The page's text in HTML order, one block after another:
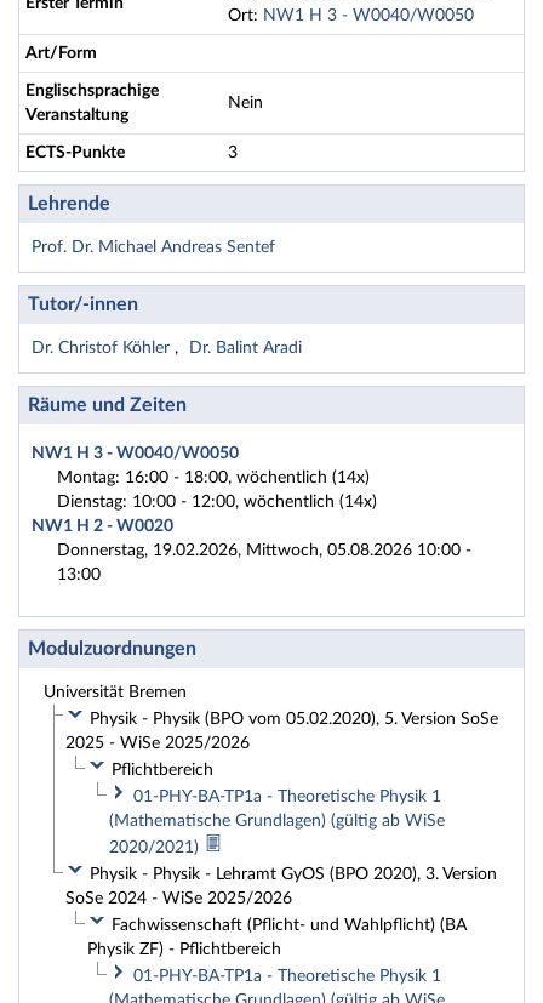
Erster Termin
Ort: NW1 H 3 - W0040/W0050
Art/Form
Englischsprachige
Veranstaltung
Nein
ECTS-Punkte 3
Lehrende
Prof. Dr. Michael Andreas Sentef
Tutor/-innen
Dr. Christof Köhler Dr. Balint Aradi
Räume und Zeiten
NW1 H 3 - W0040/W0050
Montag: 16:00 - 18:00, wöchentlich (14x)
Dienstag: 10:00 - 12:00, wöchentlich (14x)
NW1 H 2 - W0020
Donnerstag, 19.02.2026, Mittwoch, 05.08.2026 10:00 -
13:00
Modulzuordnungen
Universität Bremen
Physik - Physik (BPO vom 05.02.2020), 5. Version SoSe
2025 - WiSe 2025/2026
Pflichtbereich
01-PHY-BA-TP1a - Theoretische Physik 1
(Mathematische Grundlagen) (gültig ab WiSe
2020/2021)
Physik - Physik - Lehramt GyOS (BPO 2020), 3. Version
SoSe 2024 - WiSe 2025/2026
Fachwissenschaft (Pflicht- und Wahlpflicht) (BA
Physik ZF) - Pflichtbereich
01-PHY-BA-TP1a - Theoretische Physik 1